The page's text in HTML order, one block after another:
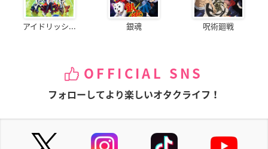
アイドリッシ... 銀魂 呪術廻戦
OFFICIAL SNS
フォローしてより楽しいオタクライフ！